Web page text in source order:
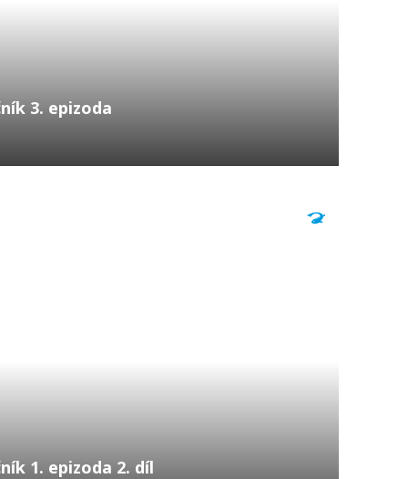
3. epizoda
Jardine je uznávaný umělec, který se
1. epizoda 2. díl